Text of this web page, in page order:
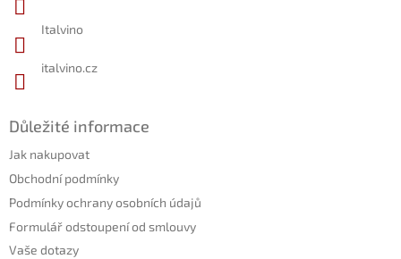
Italvino
italvino.cz
Důležité informace
Jak nakupovat
Obchodní podmínky
Podmínky ochrany osobních údajů
Formulář odstoupení od smlouvy
Vaše dotazy